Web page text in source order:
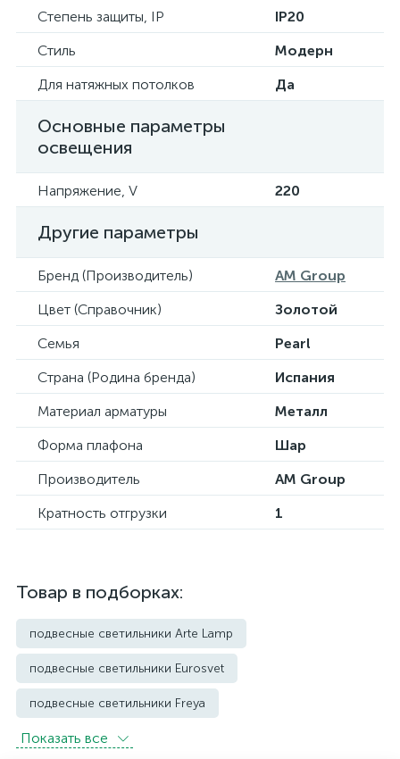
Степень защиты, IP
IP20
Стиль
Модерн
Для натяжных потолков
Да
Основные параметры
освещения
Напряжение, V 220
Другие параметры
Бренд (Производитель)
AM Group
Цвет (Справочник)
Золотой
Семья
Pearl
Страна (Родина бренда)
Испания
Материал арматуры
Металл
Форма плафона
Шар
Производитель
AM Group
Кратность отгрузки
1
Товар в подборках:
подвесные светильники Arte Lamp
подвесные светильники Eurosvet
подвесные светильники Freya
подвесные светильники Imperium Loft
Показать всe